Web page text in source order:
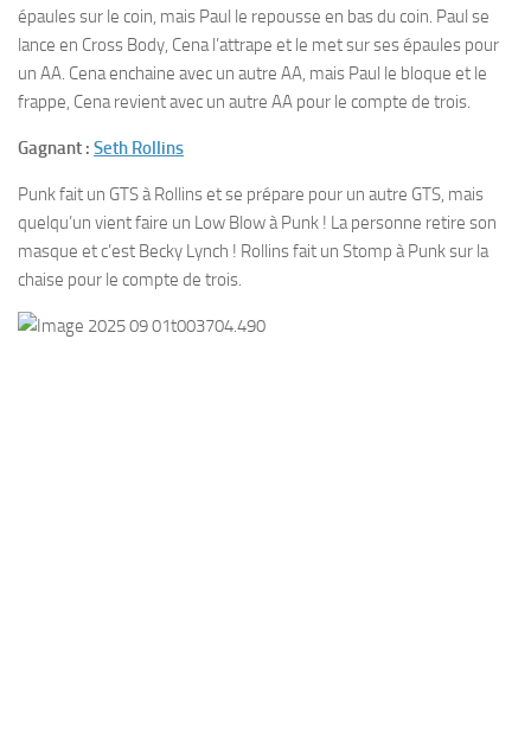
épaules sur le coin, mais Paul le repousse en bas du coin. Paul se
lance en Cross Body, Cena l’attrape et le met sur ses épaules pour
un AA. Cena enchaine avec un autre AA, mais Paul le bloque et le
frappe, Cena revient avec un autre AA pour le compte de trois.
Gagnant : Seth Rollins
Punk fait un GTS à Rollins et se prépare pour un autre GTS, mais
quelqu’un vient faire un Low Blow à Punk ! La personne retire son
masque et c’est Becky Lynch ! Rollins fait un Stomp à Punk sur la
chaise pour le compte de trois.